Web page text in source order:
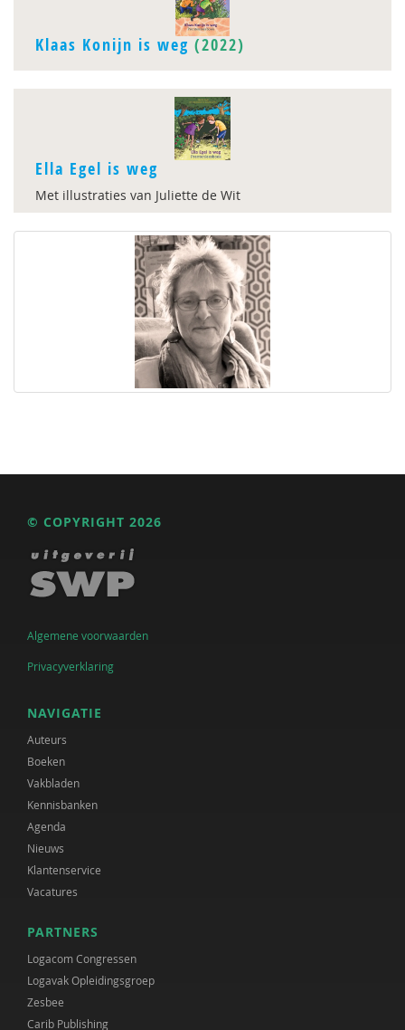
Klaas Konijn is weg (2022)
Ella Egel is weg
Met illustraties van Juliette de Wit
© COPYRIGHT 2026
Algemene voorwaarden
Privacyverklaring
NAVIGATIE
Auteurs
Boeken
Vakbladen
Kennisbanken
Agenda
Nieuws
Klantenservice
Vacatures
PARTNERS
Logacom Congressen
Logavak Opleidingsgroep
Zesbee
Carib Publishing